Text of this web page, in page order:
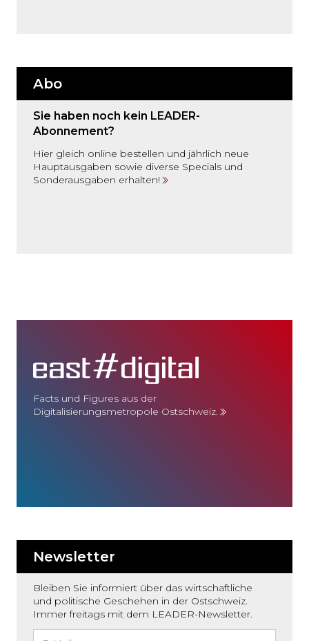
Abo
Sie haben noch kein LEADER-
Abonnement?
Hier gleich online bestellen und jährlich neue
Hauptausgaben sowie diverse Specials und
Sonderausgaben erhalten!
Facts und Figures aus der
Digitalisierungsmetropole Ostschweiz.
Newsletter
Bleiben Sie informiert über das wirtschaftliche
und politische Geschehen in der Ostschweiz.
Immer freitags mit dem LEADER-Newsletter.